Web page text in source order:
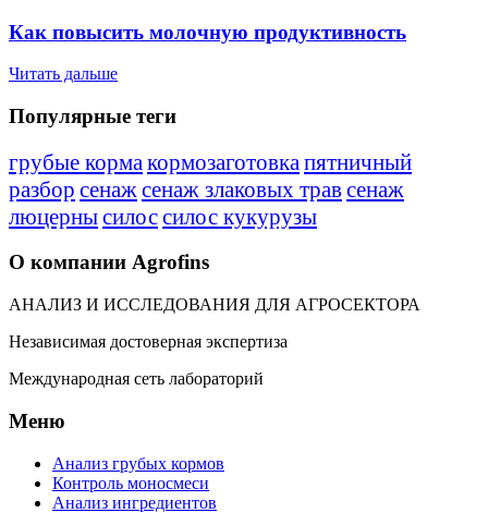
Как повысить молочную продуктивность
Читать дальше
Популярные теги
грубые корма кормозаготовка пятничный
разбор сенаж сенаж злаковых травсенаж
люцернысилоссилос кукурузы
О компании Agrofins
АНАЛИЗ И ИССЛЕДОВАНИЯ ДЛЯ АГРОСЕКТОРА
Независимая достоверная экспертиза
Международная сеть лабораторий
Меню
Анализ грубых кормов
Контроль моносмеси
Анализ ингредиентов